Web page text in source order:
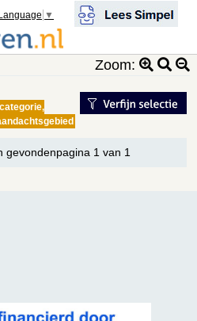
▼
Zoom:
gevondenpagina 1 van 1